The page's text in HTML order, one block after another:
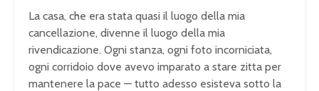
La casa, che era stata quasi il luogo della mia
cancellazione, divenne il luogo della mia
rivendicazione. Ogni stanza, ogni foto incorniciata,
ogni corridoio dove avevo imparato a stare zitta per
mantenere la pace — tutto adesso esisteva sotto la